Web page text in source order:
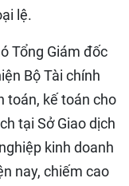
lệ.
Tổng Giám đốc
Bộ Tài chính
toán, kế toán cho
tại Sở Giao dịch
kinh doanh
nay, chiếm cao